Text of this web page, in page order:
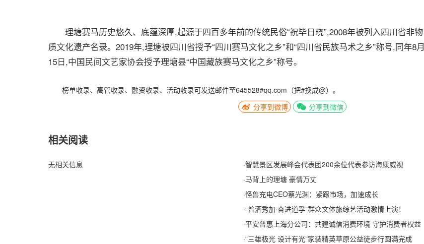
理塘赛马历史悠久、底蕴深厚,起源于四百多年前的传统民俗“祝毕日晓”,2008年被列入四川省非物
质文化遗产名录。2019年,理塘被四川省授予“四川赛马文化之乡”和“四川省民族马术之乡”称号,同年8月
15日,中国民间文艺家协会授予理塘县“中国藏族赛马文化之乡”称号。
榜单收录、高管收录、融资收录、活动收录可发送邮件至645528#qq.com（把#换成@）。
分享到微博
分享到微信
相关阅读
无相关信息 ·智慧景区发展峰会代表团200余位代表参访海康威视
·马背上的理塘 豪情万丈
·怪兽充电CEO蔡光渊：紧跟市场，加速成长
·“普洒秀加·奋进道孚”群众文体旅综艺活动激情上演！
·平安普惠上海分公司：共建诚信消费环境 守护消费者权益
·“三雄极光 设计有光”家装精英草原公益徒步行圆满完成